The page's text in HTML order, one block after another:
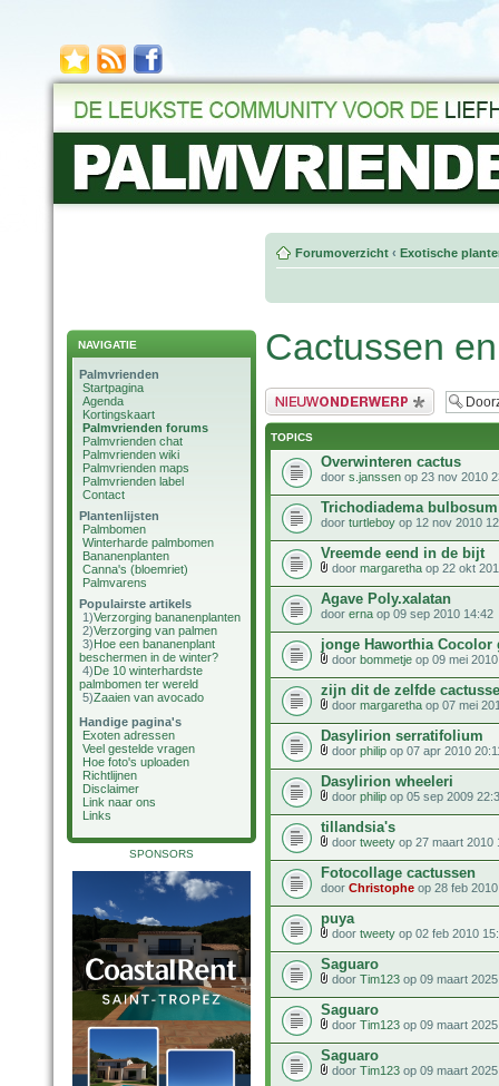
NAVIGATIE
Palmvrienden
Startpagina
Agenda
Kortingskaart
Palmvrienden forums
Palmvrienden chat
Palmvrienden wiki
Palmvrienden maps
Palmvrienden label
Contact
Plantenlijsten
Palmbomen
Winterharde palmbomen
Bananenplanten
Canna's (bloemriet)
Palmvarens
Populairste artikels
1)Verzorging bananenplanten
2)Verzorging van palmen
3)Hoe een bananenplant
beschermen in de winter?
4)De 10 winterhardste
palmbomen ter wereld
5)Zaaien van avocado
Handige pagina's
Exoten adressen
Veel gestelde vragen
Hoe foto's uploaden
Richtlijnen
Disclaimer
Link naar ons
Links
SPONSORS
Forumoverzicht ‹ Exotische
Cactussen
Plaats een nieuw bericht
TOPICS
Overwinteren cactus
door s.janssen op 23 nov 2010
Trichodiadema bulbosum
door turtleboy op 12 nov 2010
Vreemde eend in de bijt
door margaretha op 22 okt
Agave Poly.xalatan
door erna op 09 sep 2010 14:42
jonge Haworthia Cocolor
door bommetje op 09 mei
zijn dit de zelfde
door margaretha op 07 mei
Dasylirion serratifolium
door philip op 07 apr 2010
Dasylirion wheeleri
door philip op 05 sep 2009
tillandsia's
door tweety op 27 maart 2010
Fotocollage cactussen
door Christophe op 28 feb
puya
door tweety op 02 feb 2010
Saguaro
door Tim123 op 09 maart
Saguaro
door Tim123 op 09 maart
Saguaro
door Tim123 op 09 maart